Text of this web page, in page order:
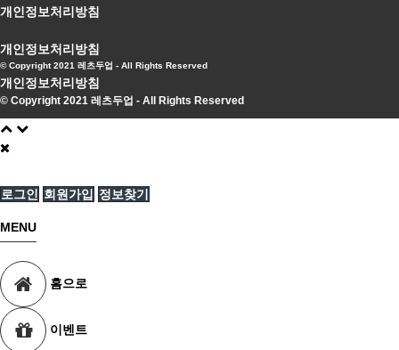
개인정보처리방침
개인정보처리방침
© Copyright 2021 레츠두업 - All Rights Reserved
개인정보처리방침
© Copyright 2021 레츠두업 - All Rights Reserved
로그인 회원가입 정보찾기
MENU
홈으로
이벤트